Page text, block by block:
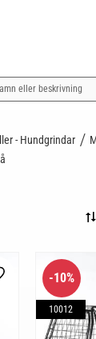
- Hundgrindar
till i favoriter
10%
10012